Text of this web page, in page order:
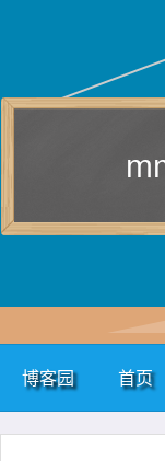
博客园 首页